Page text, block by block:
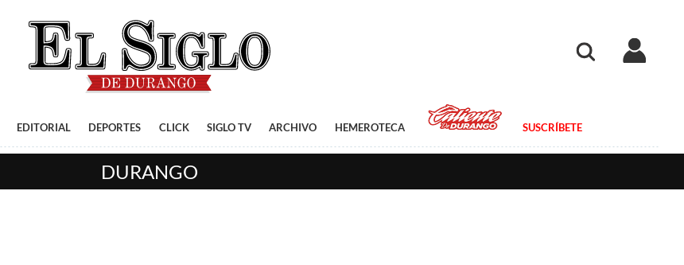
EDITORIAL DEPORTES CLICK SIGLO TV ARCHIVO HEMEROTECA SUSCRÍBETE
DURANGO